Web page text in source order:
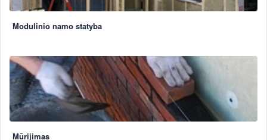
Modulinio namo statyba
Mūrijimas